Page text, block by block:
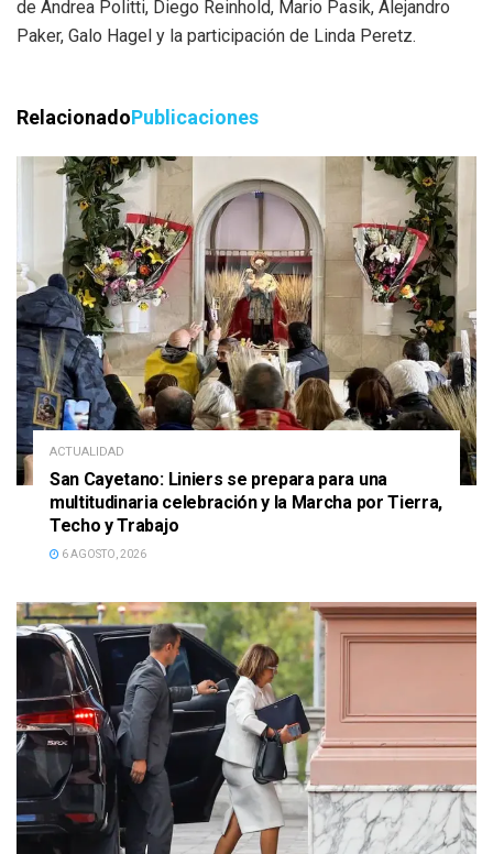
de Andrea Politti, Diego Reinhold, Mario Pasik, Alejandro
Paker, Galo Hagel y la participación de Linda Peretz.
RelacionadoPublicaciones
ACTUALIDAD
San Cayetano: Liniers se prepara para una
multitudinaria celebración y la Marcha por Tierra,
Techo y Trabajo
6 AGOSTO, 2026